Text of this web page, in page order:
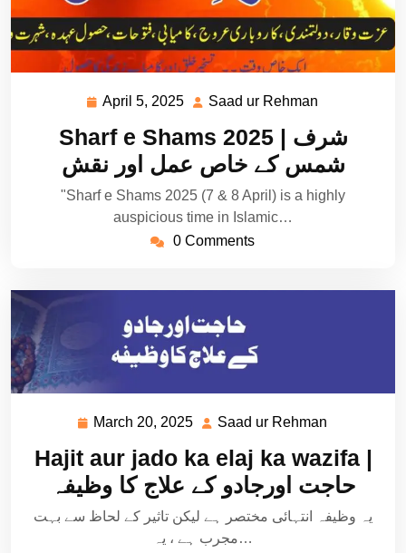
April 5, 2025 April
2025
Saad ur Rehman
Rehman
Sharf e Shams 2025 | شرف
شمس کے خاص عمل اور نقش
"Sharf e Shams 2025 (7 & 8 April) is a highly
auspicious time in Islamic…
0 Comments
March 20, 2025 March
2025
Saad ur Rehman
Rehman
Hajit aur jado ka elaj ka wazifa |
حاجت اورجادو کے علاج کا وظیفہ
یہ وظیفہ انتہائی مختصر ہے لیکن تاثیر کے لحاظ سے بہت
مجرب ہے ، یہ…